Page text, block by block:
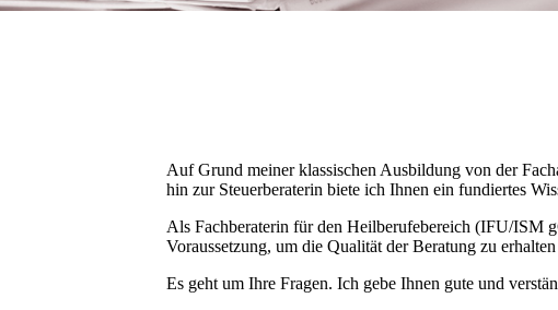
Auf Grund meiner klassischen Ausbildung von der
hin zur Steuerberaterin biete ich Ihnen ein fundiertes
Als Fachberaterin für den Heilberufebereich (IFU/
Voraussetzung, um die Qualität der Beratung zu
Es geht um Ihre Fragen. Ich gebe Ihnen gute und